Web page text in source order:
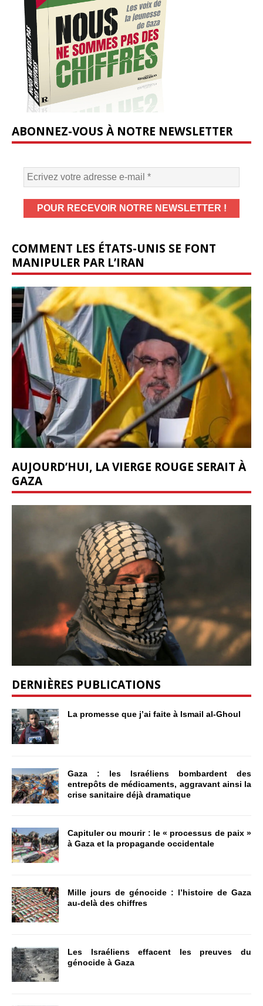
ABONNEZ-VOUS À NOTRE NEWSLETTER
COMMENT LES ÉTATS-UNIS SE FONT
MANIPULER PAR L’IRAN
AUJOURD’HUI, LA VIERGE ROUGE SERAIT À
GAZA
DERNIÈRES PUBLICATIONS
La promesse que j’ai faite à Ismail al-Ghoul
Gaza : les Israéliens bombardent des
entrepôts de médicaments, aggravant ainsi la
crise sanitaire déjà dramatique
Capituler ou mourir : le « processus de paix »
à Gaza et la propagande occidentale
Mille jours de génocide : l’histoire de Gaza
au-delà des chiffres
Les Israéliens effacent les preuves du
génocide à Gaza